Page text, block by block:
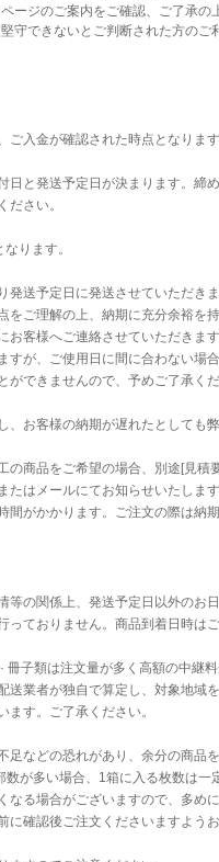
ージのご案内をご確認、ご了承の
守できないとご判断された方のご
ご入金が確認された時点となります
日と発送予定日が決まります。締
ださい。
ります。
発送予定日に発送させていただき
ご理解の上、納期に充分余裕を
お客様へご連絡させていただきま
が、ご使用日に間に合わない場
できませんので、予めご了承くだ
、お客様の納期が遅れたとしても
の商品をご希望の場合、別途[見積
はメールにてお知らせいたします
がかかります。ご注文の際は納
の関係上、発送予定日以外のお
ておりません。商品到着日時は
冊子類は注文量が多く高額の中継
業者が独自で算定し、対象地域
す。ご了承ください。
足などの恐れがあり、余分の商品
が多い場合、1箱に入る枚数は一
なる場合がございますので、多め
確認後ご注文くださいますようお